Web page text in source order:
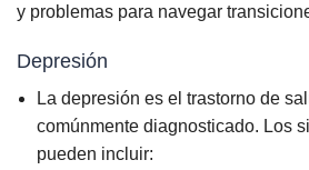
y problemas para navegar
Depresión
La depresión es el trastorno de
comúnmente diagnosticado. Los
pueden incluir: